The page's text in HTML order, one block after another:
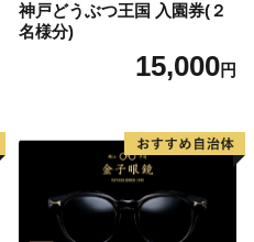
神戸どうぶつ王国 入園券(２
名様分)
15,000円